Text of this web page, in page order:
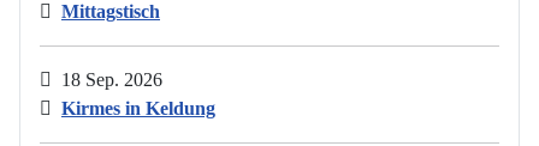
Mittagstisch
18 Sep. 2026
Kirmes in Keldung